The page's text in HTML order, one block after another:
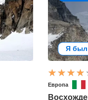
Я был
Европа